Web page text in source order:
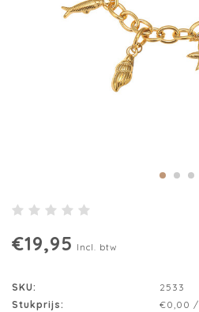
€19,95 Incl. btw
SKU:
2533
Stukprijs:
€0,00 /